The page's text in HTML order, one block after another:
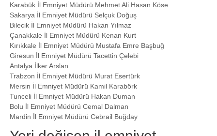
Karabük İl Emniyet Müdürü Mehmet Ali Hasan Köse
Sakarya İl Emniyet Müdürü Selçuk Doğuş
Bilecik İl Emniyet Müdürü Hakan Yılmaz
Çanakkale İl Emniyet Müdürü Kenan Kurt
Kırıkkale İl Emniyet Müdürü Mustafa Emre Başbuğ
Giresun İl Emniyet Müdürü Tacettin Çelebi
Antalya İlker Arslan
Trabzon İl Emniyet Müdürü Murat Esertürk
Mersin İl Emniyet Müdürü Kamil Karabörk
Tunceli İl Emniyet Müdürü Hakan Duman
Bolu İl Emniyet Müdürü Cemal Dalman
Mardin İl Emniyet Müdürü Cebrail Buğday